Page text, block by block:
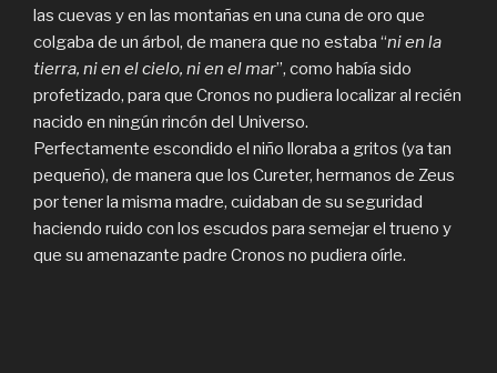
las cuevas y en las montañas en una cuna de oro que
colgaba de un árbol, de manera que no estaba “ni en la
tierra, ni en el cielo, ni en el mar”, como había sido
profetizado, para que Cronos no pudiera localizar al recién
nacido en ningún rincón del Universo.
Perfectamente escondido el niño lloraba a gritos (ya tan
pequeño), de manera que los Cureter, hermanos de Zeus
por tener la misma madre, cuidaban de su seguridad
haciendo ruido con los escudos para semejar el trueno y
que su amenazante padre Cronos no pudiera oírle.